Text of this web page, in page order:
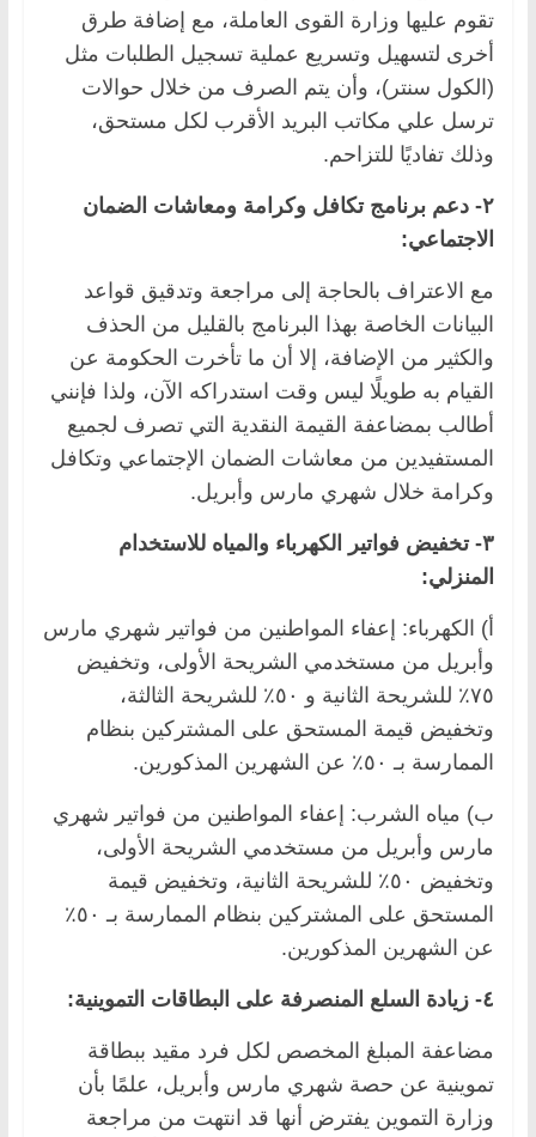
تقوم عليها وزارة القوى العاملة، مع إضافة طرق
أخرى لتسهيل وتسريع عملية تسجيل الطلبات مثل
(الكول سنتر)، وأن يتم الصرف من خلال حوالات
ترسل علي مكاتب البريد الأقرب لكل مستحق،
وذلك تفاديًا للتزاحم.
٢- دعم برنامج تكافل وكرامة ومعاشات الضمان
الاجتماعي:
مع الاعتراف بالحاجة إلى مراجعة وتدقيق قواعد
البيانات الخاصة بهذا البرنامج بالقليل من الحذف
والكثير من الإضافة، إلا أن ما تأخرت الحكومة عن
القيام به طويلًا ليس وقت استدراكه الآن، ولذا فإنني
أطالب بمضاعفة القيمة النقدية التي تصرف لجميع
المستفيدين من معاشات الضمان الإجتماعي وتكافل
وكرامة خلال شهري مارس وأبريل.
٣- تخفيض فواتير الكهرباء والمياه للاستخدام
المنزلي:
أ) الكهرباء: إعفاء المواطنين من فواتير شهري مارس
وأبريل من مستخدمي الشريحة الأولى، وتخفيض
٧٥٪ للشريحة الثانية و ٥٠٪ للشريحة الثالثة،
وتخفيض قيمة المستحق على المشتركين بنظام
الممارسة بـ ٥٠٪ عن الشهرين المذكورين.
ب) مياه الشرب: إعفاء المواطنين من فواتير شهري
مارس وأبريل من مستخدمي الشريحة الأولى،
وتخفيض ٥٠٪ للشريحة الثانية، وتخفيض قيمة
المستحق على المشتركين بنظام الممارسة بـ ٥٠٪
عن الشهرين المذكورين.
٤- زيادة السلع المنصرفة على البطاقات التموينية:
مضاعفة المبلغ المخصص لكل فرد مقيد ببطاقة
تموينية عن حصة شهري مارس وأبريل، علمًا بأن
وزارة التموين يفترض أنها قد انتهت من مراجعة